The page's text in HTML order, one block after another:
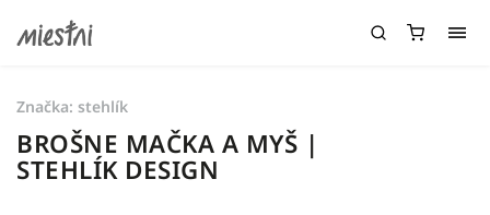
BROŠNE MAČKA A MYŠ |
STEHLÍK DESIGN
Značka: stehlík